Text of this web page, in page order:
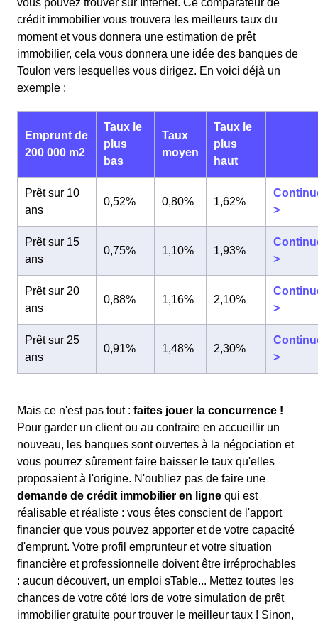
vous pouvez trouver sur Internet. Ce comparateur de
crédit immobilier vous trouvera les meilleurs taux du
moment et vous donnera une estimation de prêt
immobilier, cela vous donnera une idée des banques de
Toulon vers lesquelles vous dirigez. En voici déjà un
exemple :
Emprunt de
200 000 m2
Taux le
plus
bas
Taux
moyen
Taux le
plus
haut
Prêt sur 10
ans
0,52% 0,80% 1,62%
>
Prêt sur 15
ans
0,75% 1,10% 1,93%
>
Prêt sur 20
ans
0,88% 1,16% 2,10%
>
Prêt sur 25
ans
0,91% 1,48% 2,30%
>
Mais ce n'est pas tout : faites jouer la concurrence !
Pour garder un client ou au contraire en accueillir un
nouveau, les banques sont ouvertes à la négociation et
vous pourrez sûrement faire baisser le taux qu'elles
proposaient à l'origine. N'oubliez pas de faire une
demande de crédit immobilier en ligne qui est
réalisable et réaliste : vous êtes conscient de l'apport
financier que vous pouvez apporter et de votre capacité
d'emprunt. Votre profil emprunteur et votre situation
financière et professionnelle doivent être irréprochables
: aucun découvert, un emploi sTable... Mettez toutes les
chances de votre côté lors de votre simulation de prêt
immobilier gratuite pour trouver le meilleur taux ! Sinon,